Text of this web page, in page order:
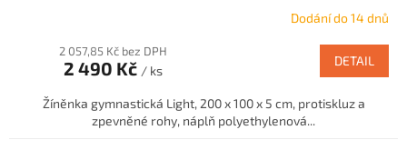
Dodání do 14 dnů
2 057,85 Kč bez DPH
2 490 Kč / ks
DETAIL
Žíněnka gymnastická Light, 200 x 100 x 5 cm, protiskluz a
zpevněné rohy, náplň polyethylenová...